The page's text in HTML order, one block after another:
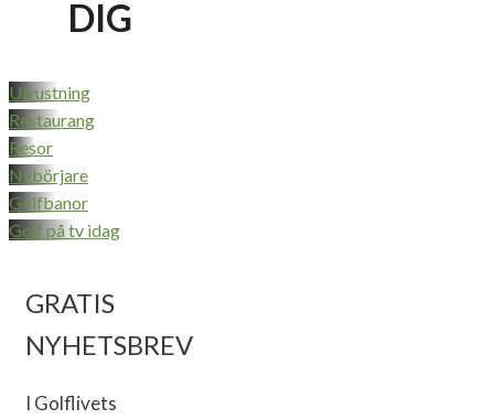
DIG
Utrustning
Restaurang
Resor
Nybörjare
Golfbanor
Golf på tv idag
GRATIS
NYHETSBREV
I Golflivets